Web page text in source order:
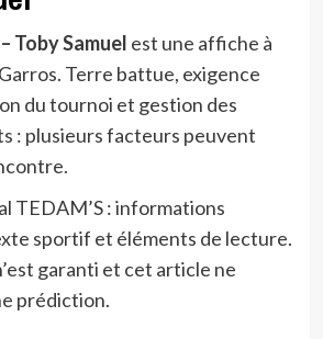
Toby Samuel est une affiche à
Terre battue, exigence
du tournoi et gestion des
: plusieurs facteurs peuvent
TEDAM’S : informations
sportif et éléments de lecture.
garanti et cet article ne
prédiction.